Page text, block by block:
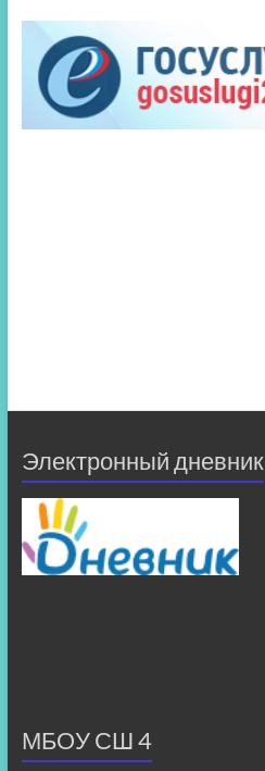
Электронный дневник
МБОУ СШ 4